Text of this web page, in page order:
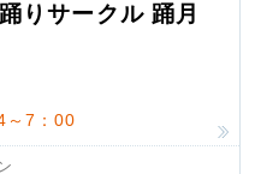
りサークル 踊月
～7：00